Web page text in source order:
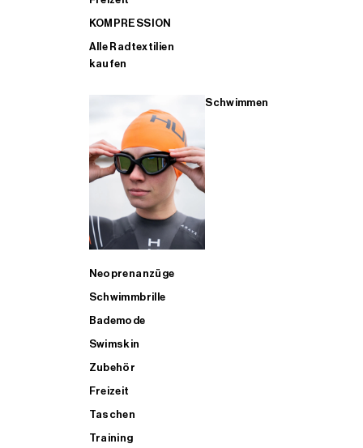
KOMPRESSION
Alle Radtextilien
kaufen
Schwimmen
Neoprenanzüge
Schwimmbrille
Bademode
Swimskin
Zubehör
Freizeit
Taschen
Training